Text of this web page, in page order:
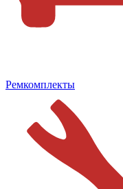
Ремкомплекты